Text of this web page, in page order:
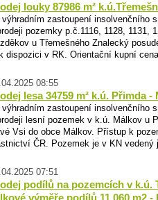
louky 87986 m²
výhradním zastoupení insolvenčního
pozemky p.č.1116, 1128, 1131,
u Třemešného Znalecký
dispozici v RK. Orientační kupní
08:55
lesa 34759 m² k.ú. Přimda -
výhradním zastoupení insolvenčního
lesní pozemek v k.ú. Málkov u
Vsi do obce Málkov. Přístup k
ČR. Pozemek je v KN
07:51
podílů na pozemcích v k.ú.
výměře podílů 11.060 m2 -